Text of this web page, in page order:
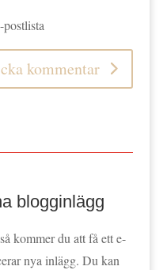
kommentar
blogginlägg
kommer du att få ett e-
nya inlägg. Du kan